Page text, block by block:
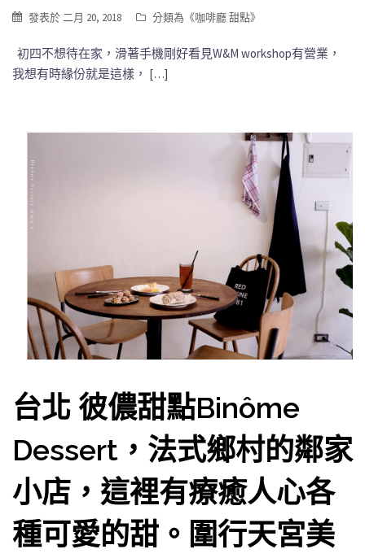
發表於二月 20, 2018 分類為《咖啡廳 甜點》
初四不想待在家，滑著手機剛好看見W&M workshop有營業，
我想有時緣份就是這樣， […]
台北 彼儂甜點Binôme
Dessert，法式鄉村的鄰家
小店，這裡有療癒人心各
種可愛的甜。圍行天宮美